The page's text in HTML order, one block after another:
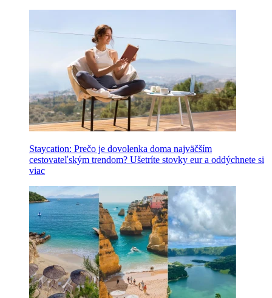
Staycation: Prečo je dovolenka doma najväčším
cestovateľským trendom? Ušetríte stovky eur a oddýchnete si
viac